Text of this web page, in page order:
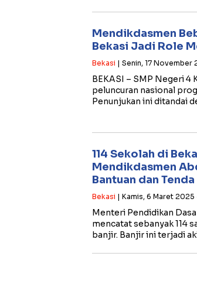
Mendikdasmen
Bekasi Jadi Role
Bekasi | Senin, 17 November
BEKASI – SMP Negeri
peluncuran nasional
Penunjukan ini ditandai
114 Sekolah di
Mendikdasmen
Bantuan dan
Bekasi | Kamis, 6 Maret 2025
Menteri Pendidikan
mencatat sebanyak 114
banjir. Banjir ini terjadi